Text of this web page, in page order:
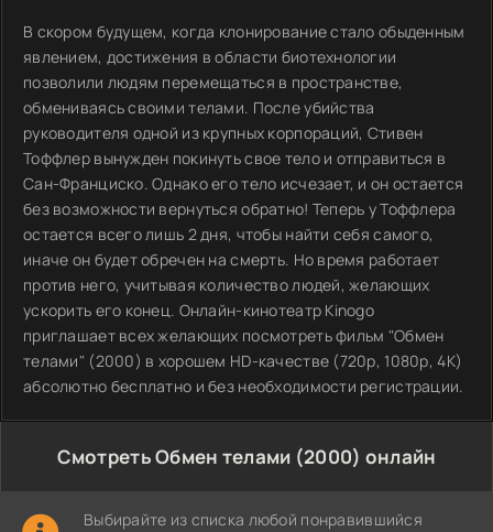
В скором будущем, когда клонирование стало обыденным
явлением, достижения в области биотехнологии
позволили людям перемещаться в пространстве,
обмениваясь своими телами. После убийства
руководителя одной из крупных корпораций, Стивен
Тоффлер вынужден покинуть свое тело и отправиться в
Сан-Франциско. Однако его тело исчезает, и он остается
без возможности вернуться обратно! Теперь у Тоффлера
остается всего лишь 2 дня, чтобы найти себя самого,
иначе он будет обречен на смерть. Но время работает
против него, учитывая количество людей, желающих
ускорить его конец. Онлайн-кинотеатр Kinogo
приглашает всех желающих посмотреть фильм "Обмен
телами" (2000) в хорошем HD-качестве (720p, 1080p, 4K)
абсолютно бесплатно и без необходимости регистрации.
Смотреть Обмен телами (2000) онлайн
Выбирайте из списка любой понравившийся